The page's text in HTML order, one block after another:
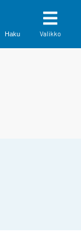
Haku Valikko